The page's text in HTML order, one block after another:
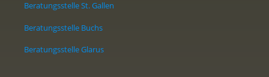
Beratungsstelle St. Gallen
Beratungsstelle Buchs
Beratungsstelle Glarus